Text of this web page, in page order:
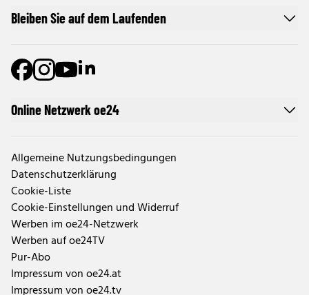
Online Netzwerk oe24
Allgemeine Nutzungsbedingungen
Datenschutzerklärung
Cookie-Liste
Cookie-Einstellungen und Widerruf
Werben im oe24-Netzwerk
Werben auf oe24TV
Pur-Abo
Impressum von oe24.at
Impressum von oe24.tv
Bleiben Sie auf dem Laufenden